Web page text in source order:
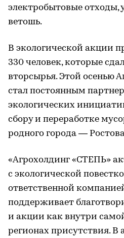
электробытовые отходы,
ветошь.
В экологической акции
330 человек, которые
вторсырья. Этой осенью
стал постоянным
экологических
сбору и переработке
родного города —
«Агрохолдинг «СТЕПЬ»
с экологической
ответственной
поддерживает
и акции как внутри
регионах присутствия. В